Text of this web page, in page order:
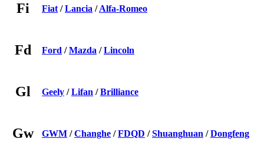
Fi Fiat /Lancia /Alfa-Romeo
Fd Ford /Mazda /Lincoln
Gl Geely /Lifan /Brilliance
Gw GWM /Changhe /FDQD /Shuanghuan /Dongfeng